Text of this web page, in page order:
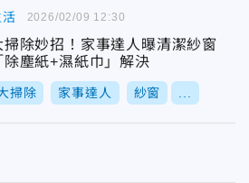
活
掃除妙招！家事達人曝清潔紗窗
除塵紙+濕紙巾」解決
掃除 家事達人 紗窗
2026/02/09 12:30